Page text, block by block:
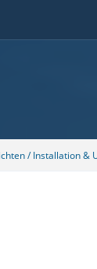
/ Installation &